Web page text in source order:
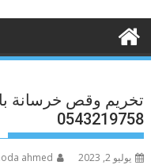
تخريم وقص خرسانة
0543219758
يوليو 2, 2023 ahmed